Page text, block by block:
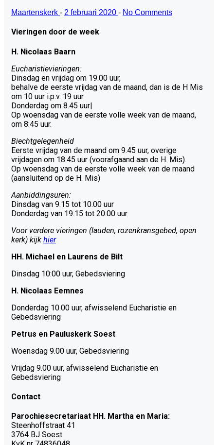
Maartenskerk - 2 februari 2020 - No Comments
Vieringen door de week
H. Nicolaas Baarn
Eucharistievieringen:
Dinsdag en vrijdag om 19.00 uur,
behalve de eerste vrijdag van de maand, dan is de H Mis
om 10 uur i.p.v. 19 uur
Donderdag om 8.45 uur|
Op woensdag van de eerste volle week van de maand,
om 8:45 uur.
Biechtgelegenheid
Eerste vrijdag van de maand om 9.45 uur, overige
vrijdagen om 18.45 uur (voorafgaand aan de H. Mis).
Op woensdag van de eerste volle week van de maand
(aansluitend op de H. Mis)
Aanbiddingsuren:
Dinsdag van 9.15 tot 10.00 uur
Donderdag van 19.15 tot 20.00 uur
Voor verdere vieringen (lauden, rozenkransgebed, open
kerk) kijk hier
HH. Michael en Laurens de Bilt
Dinsdag 10:00 uur, Gebedsviering
H. Nicolaas Eemnes
Donderdag 10.00 uur, afwisselend Eucharistie en
Gebedsviering
Petrus en Pauluskerk Soest
Woensdag 9.00 uur, Gebedsviering
Vrijdag 9.00 uur, afwisselend Eucharistie en
Gebedsviering
Contact
Parochiesecretariaat HH. Martha en Maria:
Steenhoffstraat 41
3764 BJ Soest